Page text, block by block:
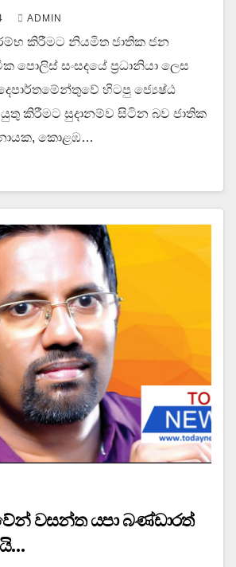
ADMIN
කිරීමට නියමිත ජාතික ජන
පොලිස් සංසදයේ ප්‍රධානියා ලෙස
හිටපු ජ්‍යෙෂ්ඨ
කිරීමට සුදානම්ව සිටින බව ජාතික
කොළඹ…
වසන්ත යපා බණ්ඩාරත්